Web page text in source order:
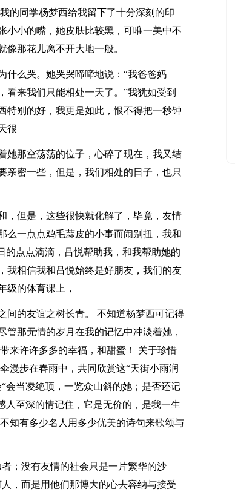
的同学杨梦西给我留下了十分深刻的印
小小的嘴，她皮肤比较黑，可唯一美中不
那花儿离不开大地一般。
什么哭。她哭哭啼啼地说：“我爸爸妈
来我们只能相处一天了。”我犹如受到
特别的好，我更是如此，恨不得把一秒钟
很
她那空荡荡的位子，心碎了现在，我又结
密一些，但是，我们相处的日子，也只
，但是，这些很快就化解了，毕竟，友情
么一点点鸡毛蒜皮的小事而闹别扭，我和
的点点滴滴，吕悦帮助我，和我帮助她的
我相信我和吕悦始终是好朋友，我们的友
级的体育课上，
间的友谊之树长青。 不知道杨梦西可记得
那无情的岁月在我的记忆中冲淡着她，
来许许多多的幸福，和甜蜜！ 关于珍惜
漫步在春雨中，共同欣赏这“天街小雨润
会当凌绝顶，一览众山斜的她；是否还记
人至深的情记住，它是无价的，是我一生
知有多少名人用多少优美的诗句来歌颂与
；没有友情的社会只是一片繁华的沙
，而是用他们那博大的心去容纳与接受